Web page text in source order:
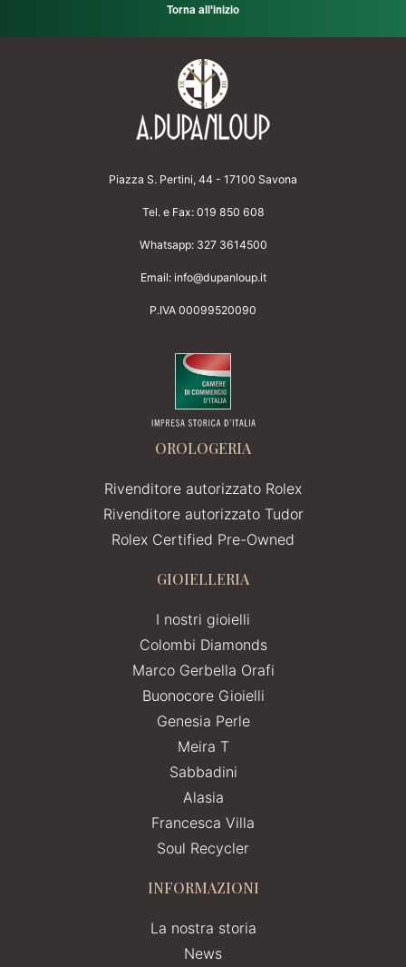
Torna all'inizio
Piazza S. Pertini, 44 - 17100 Savona
Tel. e Fax: 019 850 608
Whatsapp: 327 3614500
Email: info@dupanloup.it
P.IVA 00099520090
OROLOGERIA
Rivenditore autorizzato Rolex
Rivenditore autorizzato Tudor
Rolex Certified Pre-Owned
GIOIELLERIA
I nostri gioielli
Colombi Diamonds
Marco Gerbella Orafi
Buonocore Gioielli
Genesia Perle
Meira T
Sabbadini
Alasia
Francesca Villa
Soul Recycler
INFORMAZIONI
La nostra storia
News